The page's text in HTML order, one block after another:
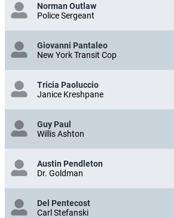
Norman Outlaw
Police Sergeant
Giovanni Pantaleo
New York Transit Cop
Tricia Paoluccio
Janice Kreshpane
Guy Paul
Willis Ashton
Austin Pendleton
Dr. Goldman
Del Pentecost
Carl Stefanski